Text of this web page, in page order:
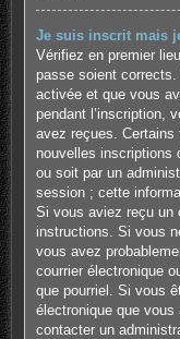
Je suis inscrit mais
Vérifiez en premier
passe soient
activée et que vous
pendant l’inscription,
avez reçues. Certains
nouvelles inscriptions
ou soit par un
session ; cette
Si vous aviez reçu un
instructions. Si vous
vous avez
courrier électronique
que pourriel. Si vous
électronique que
contacter un